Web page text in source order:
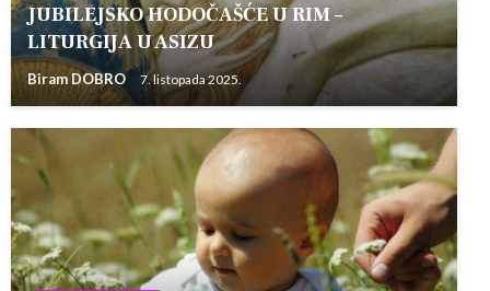
JUBILEJSKO HODOČAŠĆE U RIM –
LITURGIJA U ASIZU
Biram DOBRO 7. listopada 2025.